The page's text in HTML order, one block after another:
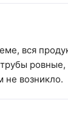
вся
возникло.